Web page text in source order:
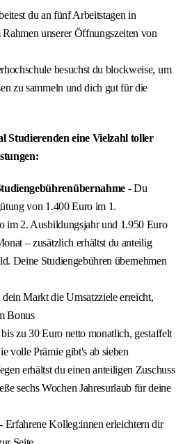
du an fünf Arbeitstagen in
unserer Öffnungszeiten von
besuchst du blockweise, um
zu sammeln und dich gut für die
Studierenden eine Vielzahl toller
- Du
von 1.400 Euro im 1.
im 2. Ausbildungsjahr und 1.950 Euro
– zusätzlich erhältst du anteilig
Deine Studiengebühren übernehmen
Markt die Umsatzziele erreicht,
Bonus
zu 30 Euro netto monatlich, gestaffelt
volle Prämie gibt's ab sieben
erhältst du einen anteiligen Zuschuss
sechs Wochen Jahresurlaub für deine
Erfahrene Kolleg:innen erleichtern dir